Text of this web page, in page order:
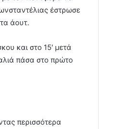
έστρωσε
άουτ.
και στο 15′ μετά
πάσα στο πρώτο
περισσότερα